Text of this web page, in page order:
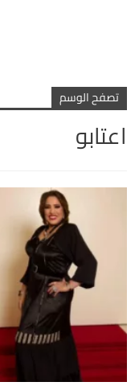
تصفح الوسم
اعتابو